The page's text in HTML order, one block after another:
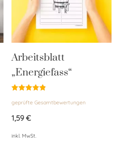
Arbeitsblatt
„Energiefass“
mit
von 5
geprüfte Gesamtbewertungen
1,59€
inkl. MwSt.